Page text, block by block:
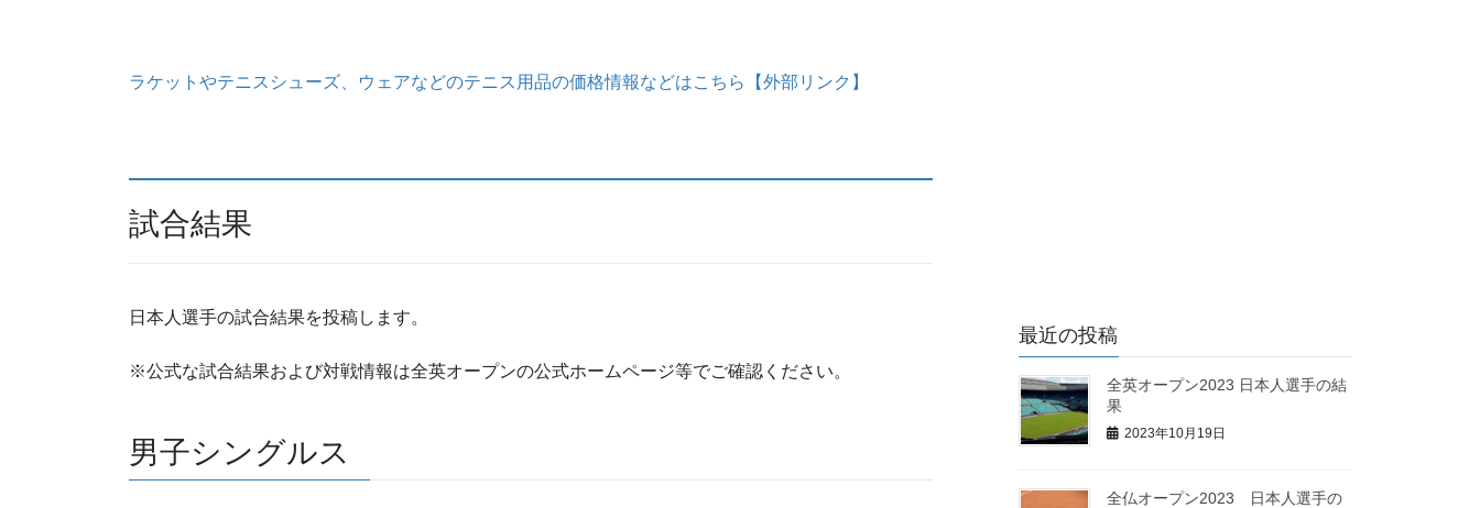
ラケットやテニスシューズ、ウェアなどのテニス用品の価格情報などはこちら【外部リンク】
試合結果
日本人選手の試合結果を投稿します。
※公式な試合結果および対戦情報は全英オープンの公式ホームページ等でご確認ください。
男子シングルス
最近の投稿
全英オープン2023 日本人選手の結
果
2023年10月19日
全仏オープン2023 日本人選手の